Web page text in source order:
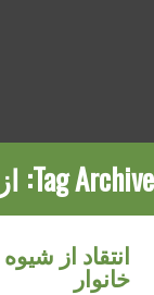
Tag Archive:
انتقاد از
خانوار